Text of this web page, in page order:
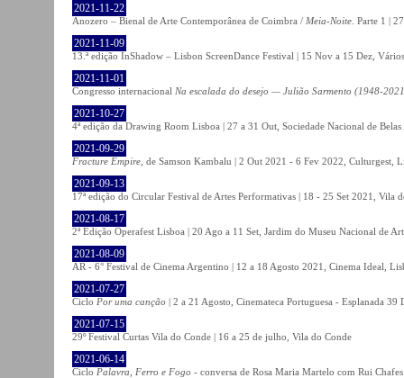
2021-11-22
Anozero – Bienal de Arte Contemporânea de Coimbra / Meia-Noite . Parte 1 |
2021-11-09
13.ª edição InShadow – Lisbon ScreenDance Festival | 15 Nov a 15 Dez,
2021-11-01
Congresso internacional Na escalada do desejo — Julião Sarmento (1948-
2021-10-27
4ª edição da Drawing Room Lisboa | 27 a 31 Out, Sociedade Nacional de
2021-09-29
Fracture Empire , de Samson Kambalu | 2 Out 2021 - 6 Fev 2022, Culturgest,
2021-09-13
17ª edição do Circular Festival de Artes Performativas | 18 - 25 Set 2021, Vila
2021-08-17
2ª Edição Operafest Lisboa | 20 Ago a 11 Set, Jardim do Museu Nacional de
2021-08-09
AR - 6° Festival de Cinema Argentino | 12 a 18 Agosto 2021, Cinema Ideal,
2021-07-27
Ciclo Por uma canção | 2 a 21 Agosto, Cinemateca Portuguesa - Esplanada 39
2021-07-15
29º Festival Curtas Vila do Conde | 16 a 25 de julho, Vila do Conde
2021-06-14
Ciclo Palavra, Ferro e Fogo - conversa de Rosa Maria Martelo com Rui